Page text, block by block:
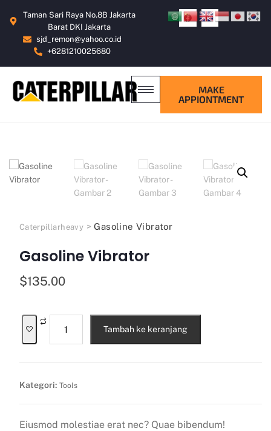
Taman Sari Raya No.8B Jakarta
Barat DKI Jakarta
sjd_remon@yahoo.co.id
+6281210025680
MAKE
APPIONTMENT
Caterpillarheavy >Gasoline Vibrator
Gasoline Vibrator
$135.00
Tambah ke keranjang
Kategori: Tools
Eiusmod molestiae erat nec? Quae bibendum!